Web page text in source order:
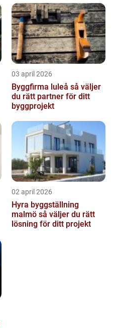
03 april 2026
Byggfirma luleå så väljer
du rätt partner för ditt
byggprojekt
02 april 2026
Hyra byggställning
malmö så väljer du rätt
lösning för ditt projekt